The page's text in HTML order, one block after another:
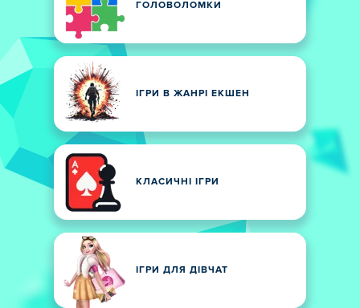
ГОЛОВОЛОМКИ
ІГРИ В ЖАНРІ ЕКШЕН
КЛАСИЧНІ ІГРИ
ІГРИ ДЛЯ ДІВЧАТ